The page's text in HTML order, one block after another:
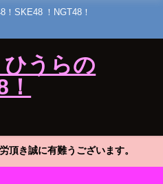
SKE48 ！NGT48！
うらの
頂き誠に有難うございます。